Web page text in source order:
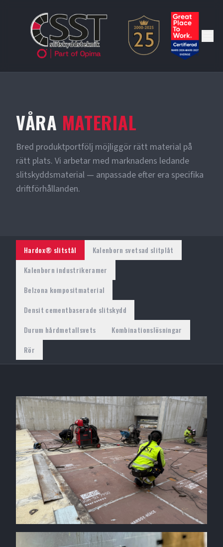
VÅRA MATERIAL
Bred produktportfölj möjliggör rätt material på
rätt plats. Vi arbetar med marknadens ledande
slitskyddsmaterial — anpassade efter era specifika
driftförhållanden.
Hardox® slitstål
Kalenborn svetsad slitplåt
Kalenborn industrikeramer
Belzona kompositmaterial
Densit cementbaserade slitskydd
Durum hårdmetallsvets
Kombinationslösningar
Rör